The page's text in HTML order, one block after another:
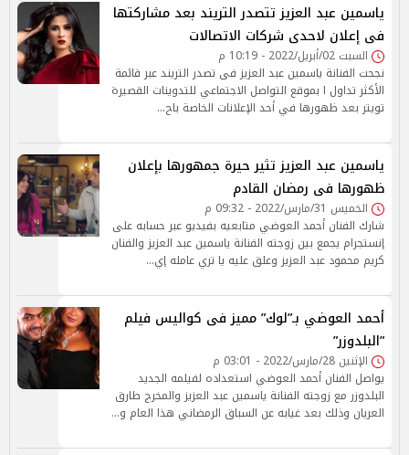
ياسمين عبد العزيز تتصدر التريند بعد مشاركتها
فى إعلان لاحدى شركات الاتصالات
السبت 02/أبريل/2022 - 10:19 م
نجحت الفنانة ياسمين عبد العزيز فى تصدر التريند عبر قائمة
الأكثر تداول ا بموقع التواصل الاجتماعي للتدوينات القصيرة
تويتر بعد ظهورها في أحد الإعلانات الخاصة باح…
ياسمين عبد العزيز تثير حيرة جمهورها بإعلان
ظهورها فى رمضان القادم
الخميس 31/مارس/2022 - 09:32 م
شارك الفنان أحمد العوضي متابعيه بفيديو عبر حسابه على
إنستجرام يجمع بين زوجته الفنانة ياسمين عبد العزيز والفنان
كريم محمود عبد العزيز وعلق عليه يا تري عامله إي…
أحمد العوضي بـ”لوك” مميز فى كواليس فيلم
”البلدوزر”
الإثنين 28/مارس/2022 - 03:01 م
يواصل الفنان أحمد العوضي استعداده لفيلمه الجديد
البلدوزر مع زوجته الفنانة ياسمين عبد العزيز والمخرج طارق
العريان وذلك بعد غيابه عن السباق الرمضاني هذا العام و…